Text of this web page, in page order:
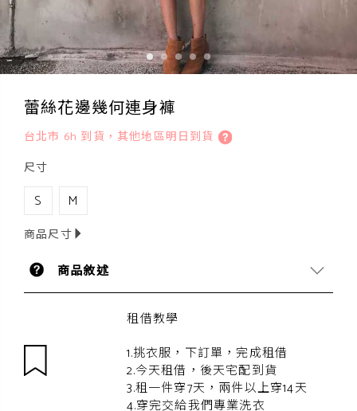
蕾絲花邊幾何連身褲
台北市 6h 到貨，其他地區明日到貨
尺寸
S M
商品尺寸
商品敘述
租借教學
1.挑衣服，下訂單，完成租借
2.今天租借，後天宅配到貨
3.租一件穿7天，兩件以上穿14天
4.穿完交給我們專業洗衣